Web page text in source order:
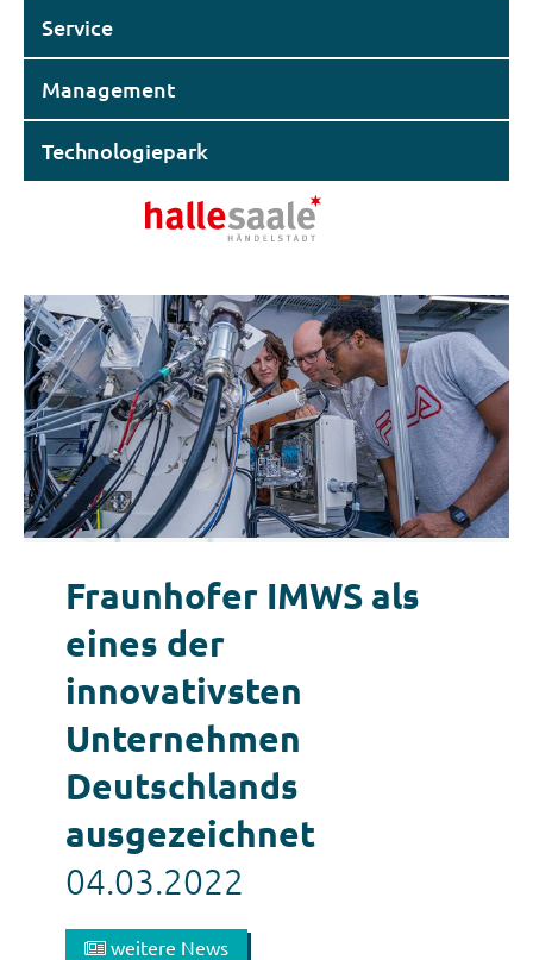
Service
Management
Technologiepark
Fraunhofer IMWS als
eines der
innovativsten
Unternehmen
Deutschlands
ausgezeichnet
04.03.2022
weitere News